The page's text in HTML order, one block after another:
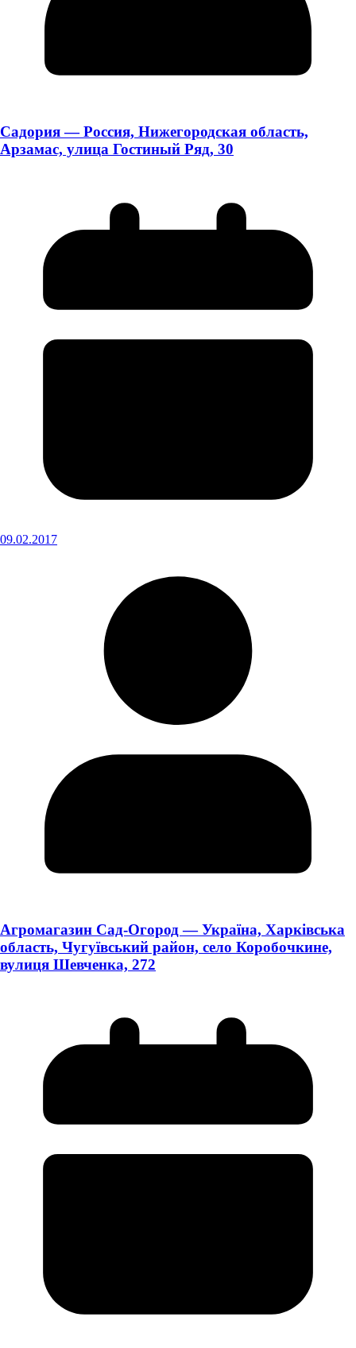
Садория — Россия, Нижегородская область,
Арзамас, улица Гостиный Ряд, 30
09.02.2017
Агромагазин Сад-Огород — Україна, Харківська
область, Чугуївський район, село Коробочкине,
вулиця Шевченка, 272